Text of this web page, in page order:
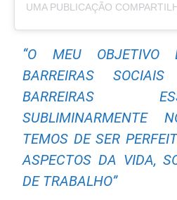
“O MEU OBJETIVO
BARREIRAS
BARREIRAS
SUBLIMINARMENTE
TEMOS DE SER
ASPECTOS DA VIDA,
DE TRABALHO”